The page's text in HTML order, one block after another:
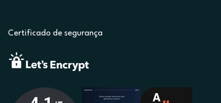
Certificado de segurança